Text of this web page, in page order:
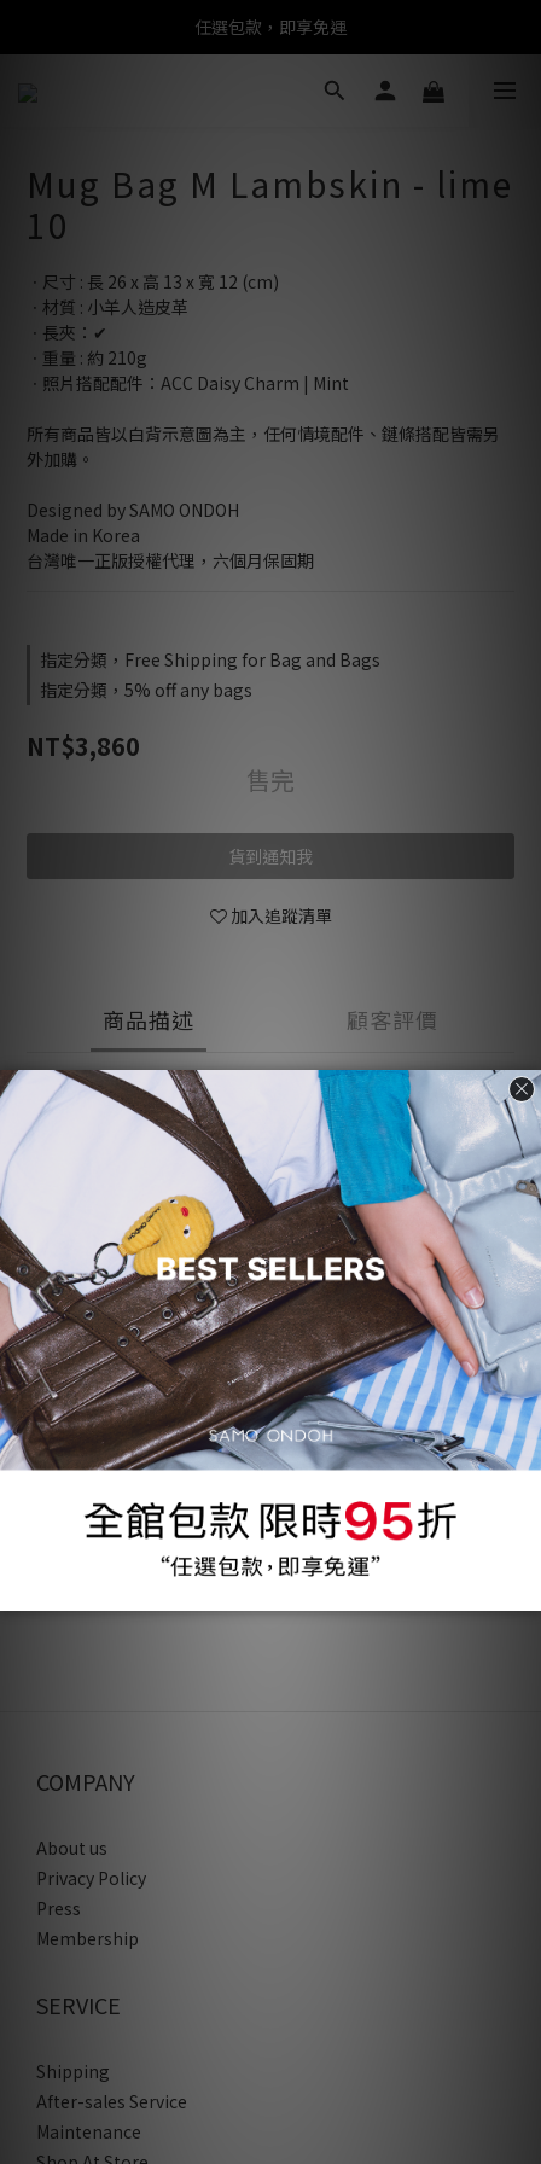
任選包款，即享免運
任選包款，即享免運
限時搶購！指定包款，單件$1200
Mug Bag M Lambskin - lime
10
ㆍ尺寸 : 長 26 x 高 13 x 寬 12 (cm)
ㆍ材質 : 小羊人造皮革
ㆍ長夾：✔
ㆍ重量 : 約 210g
ㆍ照片搭配配件：ACC Daisy Charm | Mint
所有商品皆以白背示意圖為主，任何情境配件、鏈條搭配皆需另
外加購。
Designed by SAMO ONDOH
Made in Korea
台灣唯一正版授權代理，六個月保固期
指定分類，Free Shipping for Bag and Bags
指定分類，5% off any bags
NT$3,860
售完
貨到通知我
加入追蹤清單
商品描述 顧客評價
COMPANY
About us
Privacy Policy
Press
Membership
SERVICE
Shipping
After-sales Service
Maintenance